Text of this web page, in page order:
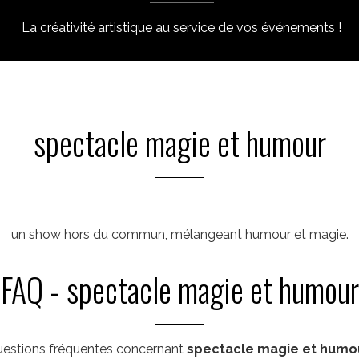
La créativité artistique au service de vos événements !
spectacle magie et humour
un show hors du commun, mélangeant humour et magie.
FAQ - spectacle magie et humour
fréquentes concernant spectacle magie et